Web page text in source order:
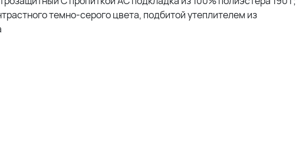
темно-серого цвета, подбитой утеплителем из